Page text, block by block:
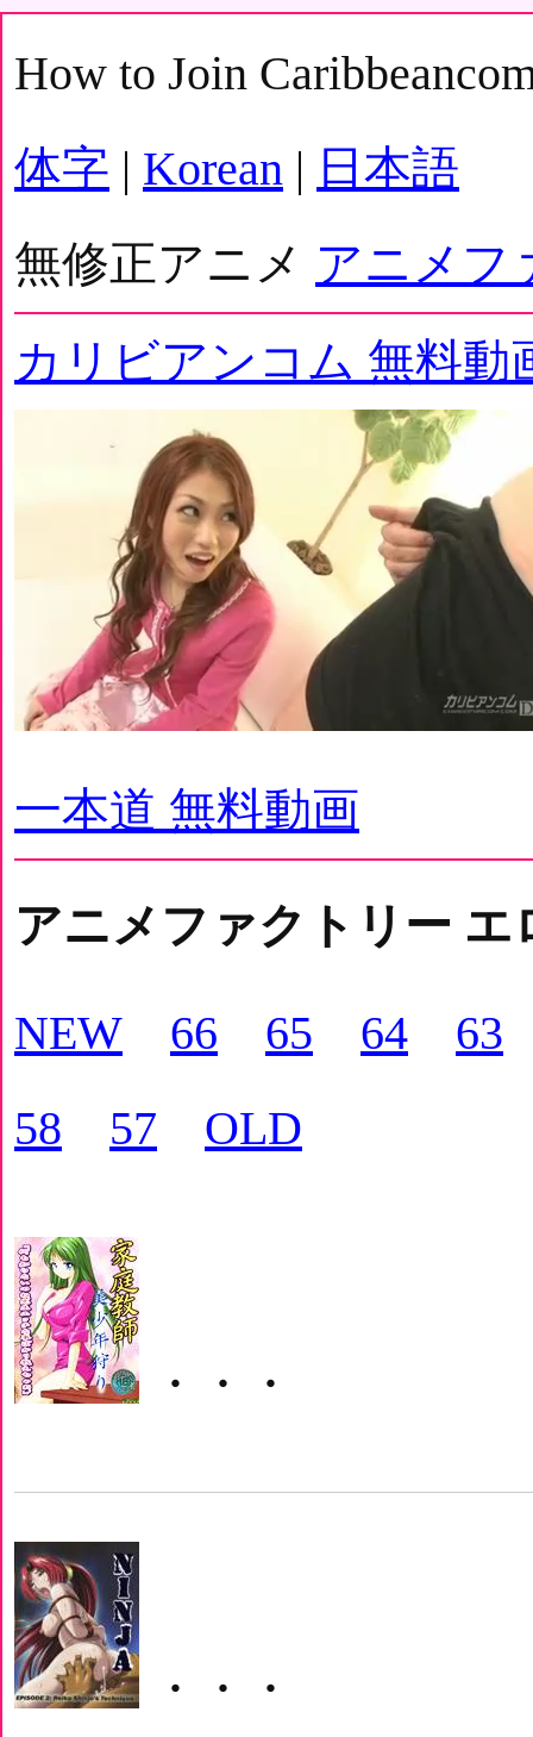
How to Join
体字 | Korean | 日本語
無修正アニメ アニメフ
カリビアンコム 無料動
一本道 無料動画
アニメファクトリー
NEW
66 65 64
63
58
57 OLD
・・・
・・・